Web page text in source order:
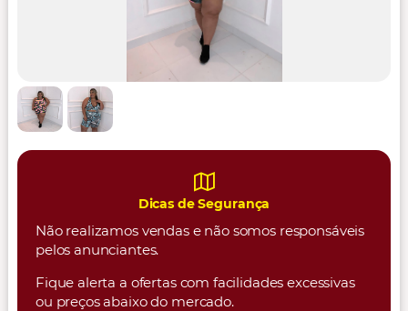
Dicas de Segurança
Não realizamos vendas e não somos responsáveis
pelos anunciantes.
Fique alerta a ofertas com facilidades excessivas
ou preços abaixo do mercado.